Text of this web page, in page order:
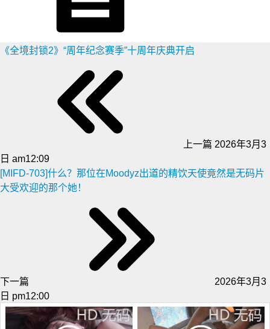
《全境封锁2》“周年纪念赛季”十周年庆典开启
上一篇 2026年3月3
日 am12:09
[MIFD-703]什么？那位在Moodyz出道的精饮天使竟然是无码片
大受欢迎的那个她！
下一篇
2026年3月3
日 pm12:00